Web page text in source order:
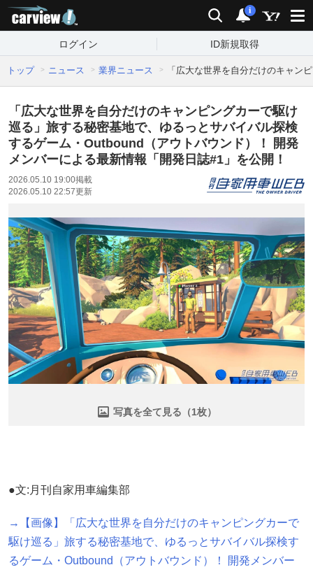
検索 通知
i
ログイン ID新規取得
トップ ニュース 業界ニュース 「広大な世界を自分だけのキャン
「広大な世界を自分だけのキャンピングカーで駆け
巡る」旅する秘密基地で、ゆるっとサバイバル探検
するゲーム・Outbound（アウトバウンド）！ 開発
メンバーによる最新情報「開発日誌#1」を公開！
2026.05.10 19:00掲載
2026.05.10 22:57更新
写真を全て見る（1枚）
●文:月刊自家用車編集部
→【画像】「広大な世界を自分だけのキャンピングカーで
駆け巡る」旅する秘密基地で、ゆるっとサバイバル探検す
るゲーム・Outbound（アウトバウンド）！ 開発メンバー